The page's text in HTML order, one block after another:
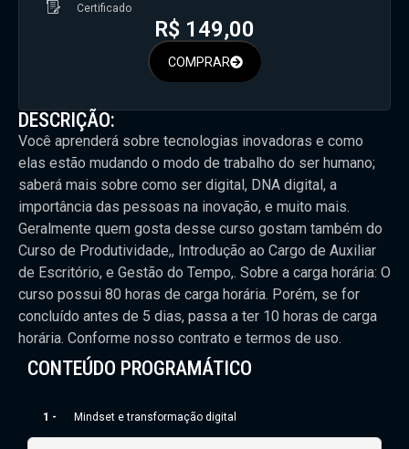
DESCRIÇÃO:
Você aprenderá sobre tecnologias inovadoras e como
elas estão mudando o modo de trabalho do ser humano;
saberá mais sobre como ser digital, DNA digital, a
importância das pessoas na inovação, e muito mais.
Geralmente quem gosta desse curso gostam também do
Curso de Produtividade,, Introdução ao Cargo de Auxiliar
de Escritório, e Gestão do Tempo,. Sobre a carga horária: O
curso possui 80 horas de carga horária. Porém, se for
concluído antes de 5 dias, passa a ter 10 horas de carga
horária. Conforme nosso contrato e termos de uso.
CONTEÚDO PROGRAMÁTICO
1 - Mindset e transformação digital
Certificado
R$ 149,00
COMPRAR